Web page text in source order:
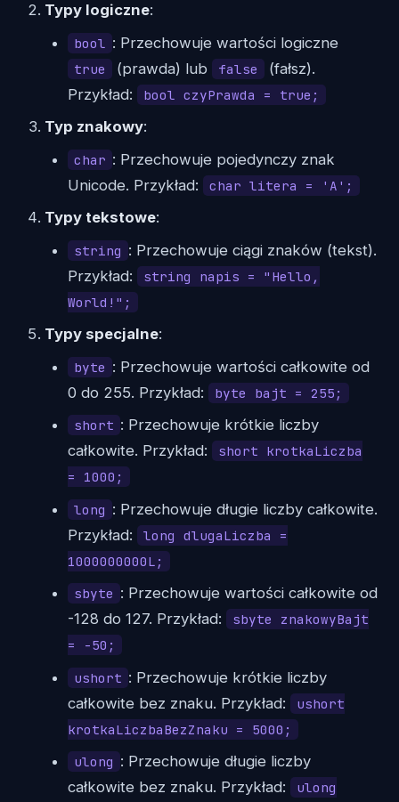
Typy logiczne:
bool : Przechowuje wartości logiczne
true (prawda) lub false
(fałsz).
Przykład:
bool czyPrawda = true;
Typ znakowy:
char : Przechowuje pojedynczy znak
Unicode. Przykład:
char litera = 'A';
Typy tekstowe:
string : Przechowuje ciągi znaków (tekst).
Przykład:
string napis = "Hello,
World!";
Typy specjalne:
byte : Przechowuje wartości całkowite od
0 do 255. Przykład:
byte bajt = 255;
short : Przechowuje krótkie liczby
całkowite. Przykład:
short krotkaLiczba
= 1000;
long : Przechowuje długie liczby całkowite.
Przykład:
long dlugaLiczba =
1000000000L;
sbyte : Przechowuje wartości całkowite od
-128 do 127. Przykład:
sbyte znakowyBajt
= -50;
ushort : Przechowuje krótkie liczby
całkowite bez znaku. Przykład:
ushort
krotkaLiczbaBezZnaku = 5000;
ulong : Przechowuje długie liczby
całkowite bez znaku. Przykład:
ulong